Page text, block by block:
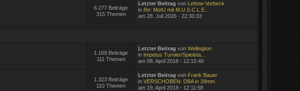
6.277 Beiträge
315 Themen
Letzter Beitrag von Lettow-Vorbeck
in Re: MotU mit M.U.S.C.L.E...
am 28. Juli 2026 - 22:30:33
1.169 Beiträge
111 Themen
Letzter Beitrag von Wellington
in Impetus Turnier/Spieleta...
am 08. April 2018 - 12:15:40
1.323 Beiträge
110 Themen
Letzter Beitrag von Frank Bauer
in VERSCHOBEN: DBA in 28mm
am 19. April 2019 - 12:11:58